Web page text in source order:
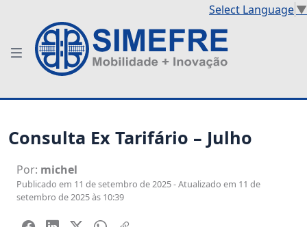
Select Language▼
Consulta Ex Tarifário – Julho
Por: michel
Publicado em 11 de setembro de 2025 - Atualizado em 11 de
setembro de 2025 às 10:39